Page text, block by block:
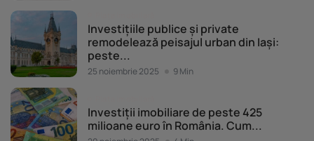
Investițiile publice și private
remodelează peisajul urban din Iași:
peste...
25 noiembrie 2025 9 Min
Investiții imobiliare de peste 425
milioane euro în România. Cum...